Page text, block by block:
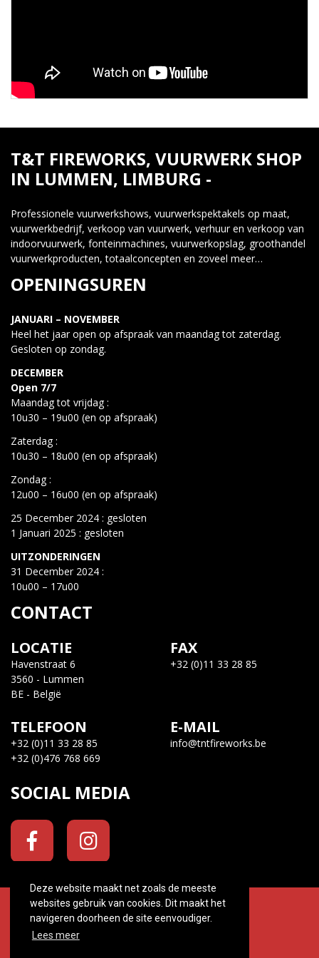
Deze website maakt net zoals de meeste
websites gebruik van cookies. Dit maakt het
navigeren doorheen de site eenvoudiger.
Lees meer
T&T FIREWORKS, VUURWERK SHOP
IN LUMMEN, LIMBURG -
Professionele vuurwerkshows, vuurwerkspektakels op maat,
vuurwerkbedrijf, verkoop van vuurwerk, verhuur en verkoop van
indoorvuurwerk, fonteinmachines, vuurwerkopslag, groothandel
vuurwerkproducten, totaalconcepten en zoveel meer…
OPENINGSUREN
JANUARI – NOVEMBER
Heel het jaar open op afspraak van maandag tot zaterdag.
Gesloten op zondag.
DECEMBER
Open 7/7
Maandag tot vrijdag :
10u30 – 19u00 (en op afspraak)
Zaterdag :
10u30 – 18u00 (en op afspraak)
Zondag :
12u00 – 16u00 (en op afspraak)
25 December 2024 : gesloten
1 Januari 2025 : gesloten
UITZONDERINGEN
31 December 2024 :
10u00 – 17u00
CONTACT
LOCATIE
Havenstraat 6
3560 - Lummen
BE - België
FAX
+32 (0)11 33 28 85
TELEFOON
+32 (0)11 33 28 85
+32 (0)476 768 669
E-MAIL
info@tntfireworks.be
SOCIAL MEDIA
© 2026. Tnt Fireworks All rights reserved.